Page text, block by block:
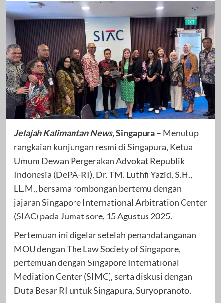
Jelajah Kalimantan News,Singapura– Menutup
rangkaian kunjungan resmi di Singapura, Ketua
Umum Dewan Pergerakan Advokat Republik
Indonesia (DePA-RI), Dr. TM. Luthfi Yazid, S.H.,
LL.M., bersama rombongan bertemu dengan
jajaran Singapore International Arbitration Center
(SIAC) pada Jumat sore, 15 Agustus 2025.
Pertemuan ini digelar setelah penandatanganan
MOU dengan The Law Society of Singapore,
pertemuan dengan Singapore International
Mediation Center (SIMC), serta diskusi dengan
Duta Besar RI untuk Singapura, Suryopranoto.